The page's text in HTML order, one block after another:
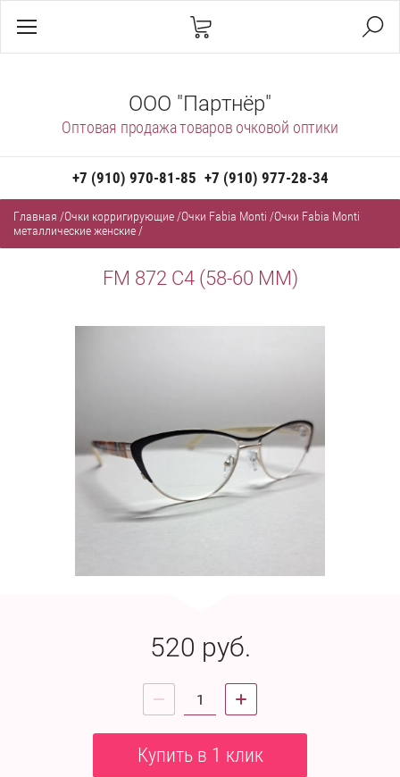
ООО "Партнёр"
Оптовая продажа товаров очковой оптики
+7 (910) 970-81-85 +7 (910) 977-28-34
Главная /Очки корригирующие /Очки Fabia Monti /Очки Fabia Monti
металлические женские /
FM 872 С4 (58-60 ММ)
520 руб.
Купить в 1 клик